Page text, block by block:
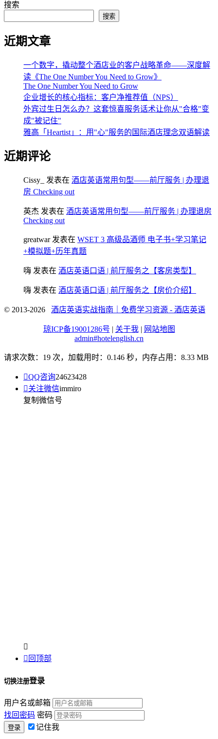
搜索
搜索
近期文章
一个数字，撬动整个酒店业的客户战略革命——深度解
读《The One Number You Need to Grow》
The One Number You Need to Grow
企业增长的核心指标：客户净推荐值（NPS）
外宾过生日怎么办？这套惊喜服务话术让你从"合格"变
成"被记住"
雅高「Heartist」：用"心"服务的国际酒店理念双语解读
近期评论
Cissy_ 发表在 酒店英语常用句型——前厅服务 | 办理退
房 Checking out
英杰 发表在 酒店英语常用句型——前厅服务 | 办理退房
Checking out
greatwar发表在 WSET 3 高级品酒师 电子书+学习笔记
+模拟题+历年真题
嗨 发表在 酒店英语口语 | 前厅服务之【客房类型】
嗨 发表在 酒店英语口语 | 前厅服务之【房价介绍】
© 2013-2026 酒店英语实战指南｜免费学习资源 - 酒店英语
琼ICP备19001286号 | 关于我 | 网站地图
admin#hotelenglish.cn
请求次数：19 次，加载用时：0.146 秒，内存占用：8.33 MB
QQ咨询24623428
关注微信immiro
复制微信号

 回顶部
切换注册登录
用户名或邮箱
找回密码 密码
记住我